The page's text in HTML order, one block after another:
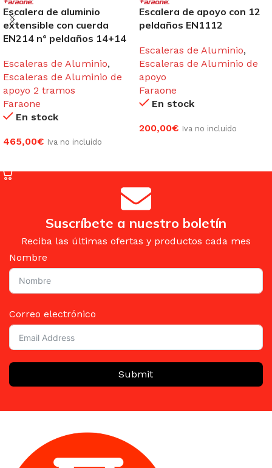
Escalera de aluminio
extensible con cuerda
EN214 n° peldaños 14+14
Escaleras de Aluminio,
Escaleras de Aluminio de
apoyo 2 tramos
Faraone
En stock
465,00€ Iva no incluido
Escalera de apoyo con 12
peldaños EN1112
Escaleras de Aluminio,
Escaleras de Aluminio de
apoyo
Faraone
En stock
200,00€ Iva no incluido
Suscríbete a nuestro boletín
Reciba las últimas ofertas y productos cada mes
Nombre
Correo electrónico
Submit